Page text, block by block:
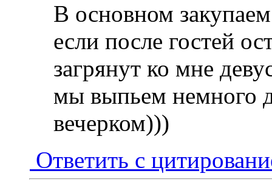
В основном
если после гостей
загрянут ко мне
мы выпьем немного
вечерком)))
Ответить с